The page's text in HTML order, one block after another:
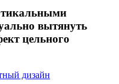
вытянуть
цельного
дизайн